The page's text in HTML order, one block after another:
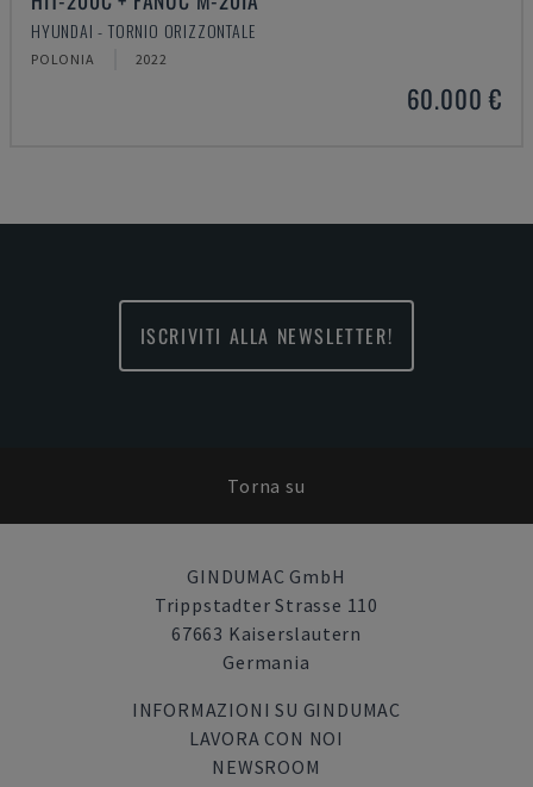
HYUNDAI - TORNIO ORIZZONTALE
POLONIA 2022
60.000 €
ISCRIVITI ALLA NEWSLETTER!
Torna su
GINDUMAC GmbH
Trippstadter Strasse 110
67663 Kaiserslautern
Germania
INFORMAZIONI SU GINDUMAC
LAVORA CON NOI
NEWSROOM